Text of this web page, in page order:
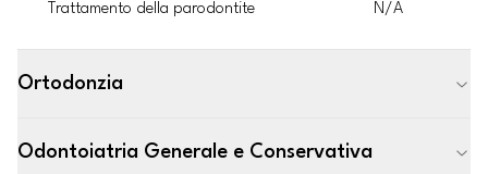
Trattamento della parodontite N/A
Ortodonzia
Odontoiatria Generale e Conservativa